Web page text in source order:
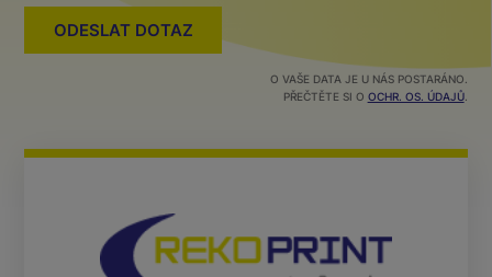
O VAŠE DATA JE U NÁS POSTARÁNO.
PŘEČTĚTE SI O OCHR. OS. ÚDAJŮ.